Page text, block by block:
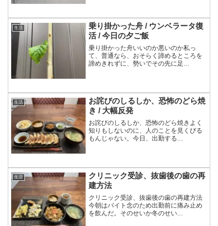
生活
乗り掛かった舟 / ウンベラータ復
活 / 今日の夕ご飯
乗り掛かった舟いいのか悪いのか私っ
て、普通なら、おそらく諦めるところを
諦めきれずに、勢いでその先に足...
生活
お詫びのしるしか、恐怖のどら焼
き / 大幅反発
お詫びのしるしか、恐怖のどら焼きよく
知りもしないのに、人のことを見くびる
もんじゃない。今日、出勤する...
生活
クリニック受診、抜歯後の歯の再
建方法
クリニック受診、抜歯後の歯の再建方法
今朝はバイト念のため出勤前に痛み止め
を飲んだ。そのせいか冬のせい...